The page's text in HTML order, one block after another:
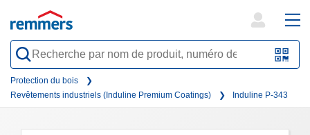
QR-
oder
search
form
Protection du bois
Revêtements industriels (Induline Premium Coatings)
Induline P-343